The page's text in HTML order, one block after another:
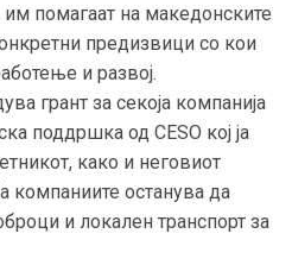
помагаат на македонските
предизвици со кои
и развој.
грант за секоја компанија
поддршка од СЕЅО кој ја
како и неговиот
компаниите останува да
и локален транспорт за